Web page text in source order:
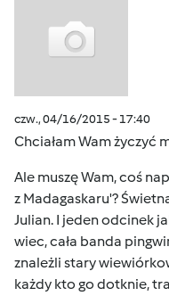
czw., 04/16/2015 - 17:40
Chciałam Wam życzyć
Ale muszę Wam, coś
z Madagaskaru'?
Julian. I jeden odcinek
wiec, cała banda
znależli stary
każdy kto go dotknie,